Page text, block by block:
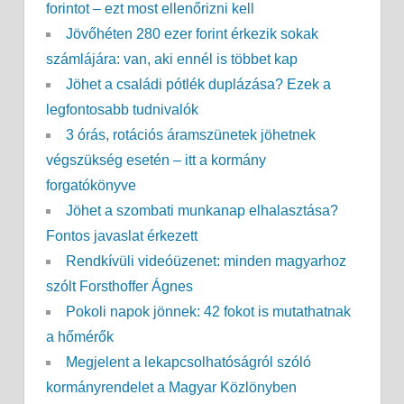
forintot – ezt most ellenőrizni kell
Jövőhéten 280 ezer forint érkezik sokak
számlájára: van, aki ennél is többet kap
Jöhet a családi pótlék duplázása? Ezek a
legfontosabb tudnivalók
3 órás, rotációs áramszünetek jöhetnek
végszükség esetén – itt a kormány
forgatókönyve
Jöhet a szombati munkanap elhalasztása?
Fontos javaslat érkezett
Rendkívüli videóüzenet: minden magyarhoz
szólt Forsthoffer Ágnes
Pokoli napok jönnek: 42 fokot is mutathatnak
a hőmérők
Megjelent a lekapcsolhatóságról szóló
kormányrendelet a Magyar Közlönyben